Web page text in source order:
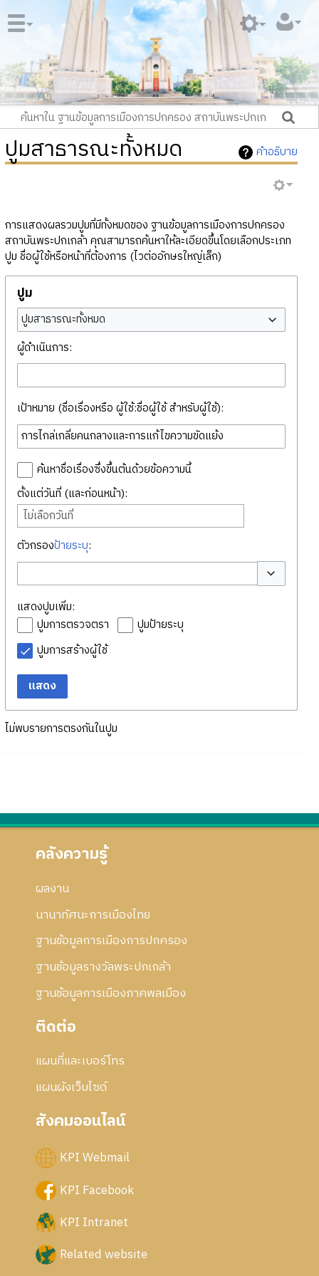
คำอธิบาย
ปูมสาธารณะทั้งหมด
การแสดงผลรวมปูมที่มีทั้งหมดของ ฐานข้อมูลการเมืองการปกครอง
สถาบันพระปกเกล้า คุณสามารถค้นหาให้ละเอียดขึ้นโดยเลือกประเภท
ปูม ชื่อผู้ใช้หรือหน้าที่ต้องการ (ไวต่ออักษรใหญ่เล็ก)
ปูม
ปูมสาธารณะทั้งหมด
ผู้ดำเนินการ:
เป้าหมาย (ชื่อเรื่องหรือ ผู้ใช้:ชื่อผู้ใช้ สำหรับผู้ใช้):
ค้นหาชื่อเรื่องซึ่งขึ้นต้นด้วยข้อความนี้
ตั้งแต่วันที่ (และก่อนหน้า):
ไม่เลือกวันที่
ตัวกรองป้ายระบุ:
สลับตัวเลือก
แสดงปูมเพิ่ม:
ปูมการตรวจตรา
ปูมป้ายระบุ
ปูมการสร้างผู้ใช้
แสดง
ไม่พบรายการตรงกันในปูม
คลังความรู้
ผลงาน
นานาทัศนะการเมืองไทย
ฐานข้อมูลการเมืองการปกครอง
ฐานข้อมูลรางวัลพระปกเกล้า
ฐานข้อมูลการเมืองภาคพลเมือง
ติดต่อ
แผนที่และเบอร์โทร
แผนผังเว็บไซด์
สังคมออนไลน์
KPI Webmail
KPI Facebook
KPI Intranet
Related website